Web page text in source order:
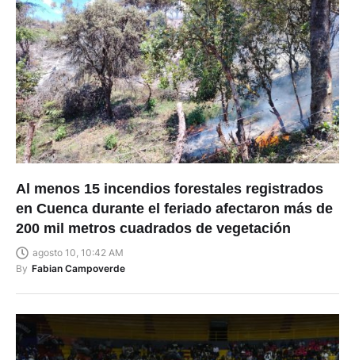
Al menos 15 incendios forestales registrados
en Cuenca durante el feriado afectaron más de
200 mil metros cuadrados de vegetación
agosto 10, 10:42 AM
By Fabian Campoverde